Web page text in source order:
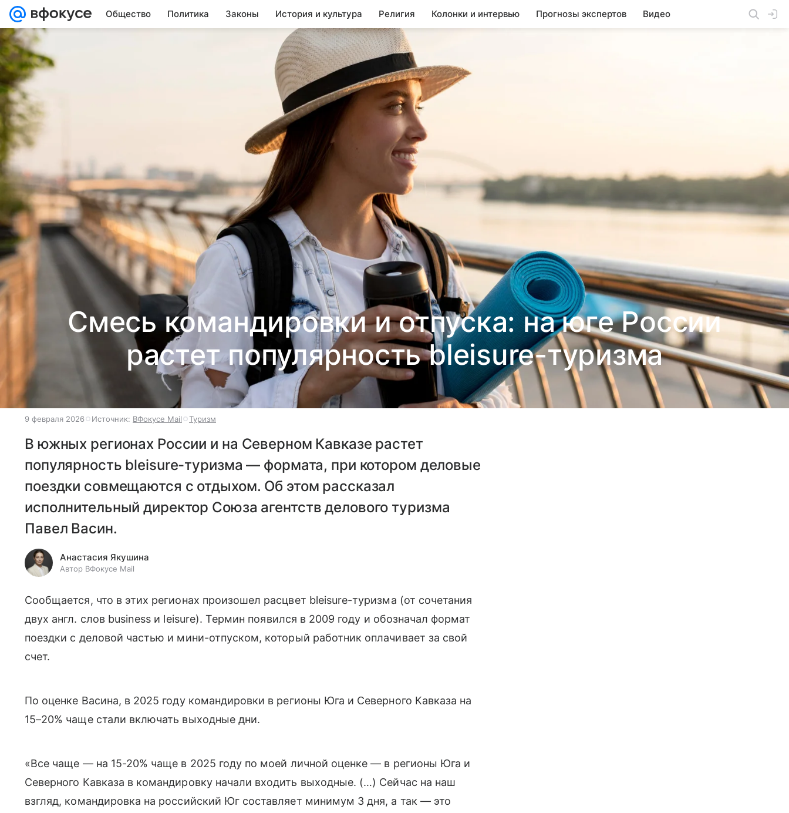
Общество Политика Законы История и культура Религия Колонки и интервью Прогнозы экспертов Видео
Смесь командировки и отпуска: на юге России
растет популярность bleisure-туризма
9 февраля 2026 Источник: ВФокусе Mail Туризм
В южных регионах России и на Северном Кавказе растет
популярность bleisure-туризма — формата, при котором деловые
поездки совмещаются с отдыхом. Об этом рассказал
исполнительный директор Союза агентств делового туризма
Павел Васин.
Анастасия Якушина
Автор ВФокусе Mail
Сообщается, что в этих регионах произошел расцвет bleisure-туризма (от сочетания
двух англ. слов business и leisure). Термин появился в 2009 году и обозначал формат
поездки с деловой частью и мини-отпуском, который работник оплачивает за свой
счет.
По оценке Васина, в 2025 году командировки в регионы Юга и Северного Кавказа на
15–20% чаще стали включать выходные дни.
«Все чаще — на 15-20% чаще в 2025 году по моей личной оценке — в регионы Юга и
Северного Кавказа в командировку начали входить выходные. (…) Сейчас на наш
взгляд, командировка на российский Юг составляет минимум 3 дня, а так — это